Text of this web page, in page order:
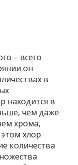
– всего
он
в
находится в
чем даже
хрома,
хлор
количества